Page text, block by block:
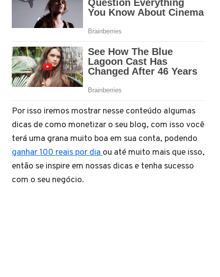
Por isso iremos mostrar nesse conteúdo algumas
dicas de como monetizar o seu blog, com isso você
terá uma grana muito boa em sua conta, podendo
ganhar 100 reais por diaou até muito mais que isso,
então se inspire em nossas dicas e tenha sucesso
com o seu negócio.